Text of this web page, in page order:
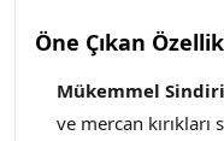
Öne Çıkan
Mükemmel
ve mercan